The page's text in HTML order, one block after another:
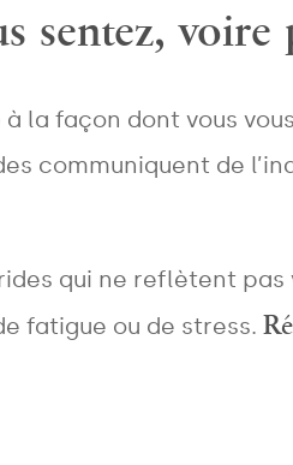
sentez, voire
la façon dont vous
communiquent de
qui ne reflètent
fatigue ou de stress.